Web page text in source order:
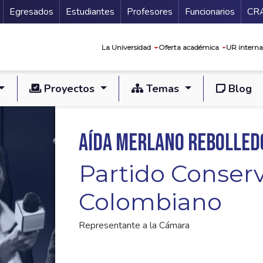
Secundario
Egresados Estudiantes Profesores Funcionarios
La Universidad Oferta académica UR
Proyectos Temas Blog
Aída Merlano
Partido
Colombiano
Representante a la Cámara